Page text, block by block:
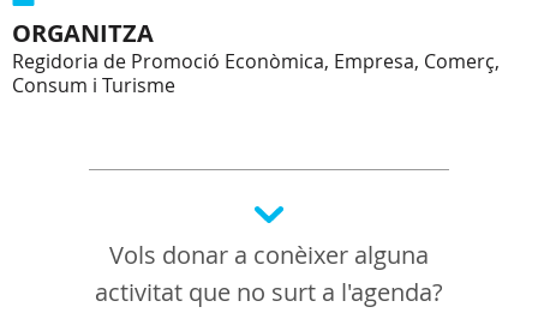
ORGANITZA
Regidoria de Promoció Econòmica, Empresa, Comerç,
Consum i Turisme
Vols donar a conèixer alguna
activitat que no surt a l'agenda?